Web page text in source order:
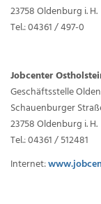
23758 Oldenburg i. H.
Tel.: 04361 / 497-0
Jobcenter
Geschäftsstelle
Schauenburger
23758 Oldenburg i. H.
Tel.: 04361 / 512481
Internet: